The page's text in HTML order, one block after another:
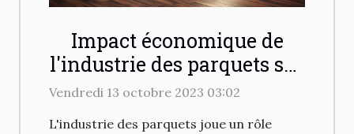
Impact économique de
l'industrie des parquets sur
le marché international
Vendredi 13 octobre 2023 03:02
L'industrie des parquets joue un rôle